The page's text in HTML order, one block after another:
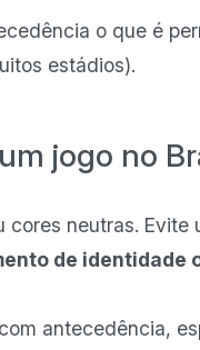
o que é
estádios).
jogo no
cores neutras. Evite
de identidade
antecedência,